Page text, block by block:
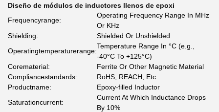
Diseño de módulos de inductores llenos de epoxi
Frequencyrange:
Operating Frequency Range In MHz
Or KHz
Shielding:
Shielded Or Unshielded
Operatingtemperaturerange:
Temperature Range In °C (e.g.,
-40°C To +125°C)
Corematerial:
Ferrite Or Other Magnetic Material
Compliancestandards:
RoHS, REACH, Etc.
Productname:
Epoxy-filled Inductor
Saturationcurrent:
Current At Which Inductance Drops
By 10%